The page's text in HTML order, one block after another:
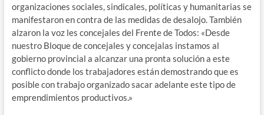
organizaciones sociales, sindicales, políticas y humanitarias se
manifestaron en contra de las medidas de desalojo. También
alzaron la voz les concejales del Frente de Todos: «Desde
nuestro Bloque de concejales y concejalas instamos al
gobierno provincial a alcanzar una pronta solución a este
conflicto donde los trabajadores están demostrando que es
posible con trabajo organizado sacar adelante este tipo de
emprendimientos productivos.»